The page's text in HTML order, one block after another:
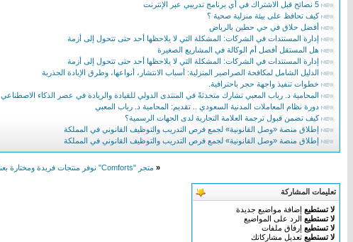
5 نصائح قبل الاشتراك في أي برنامج تدريبي عبر الإنترنت
كيف تحافظ على بيئة منزلية صحية ؟
أفضل حلاق في حي حطين بالرياض
إدارة المستندات في الشركات: المشكلة التي لا يلاحظها أحد حتى تتحول إلى أزمة
هل المستقل أفضل أم الوكالة في المشاريع الصغيرة
إدارة المستندات في الشركات: المشكلة التي لا يلاحظها أحد حتى تتحول إلى أزمة
الدليل الشامل لمكافحة الصراصير المنزلية: أسباب الانتشار، أنواعها، وطرق الإبادة الجذرية
خطوات تنفيذ واجهة حجر باحترافية.
المحامية د. رباب المعبي تشارك متحدثةً في المنتدى الدولي للقيادة والريادة في عصر الذكاء الاصطناعي
دورة نظام المعاملات المدنية السعودي .. تقديم: المحامية د. رباب المعبي
كيف تضمن قبول ترجمة العلامة التجارية لدى الجهات الرسمية؟
إطلاق منصة «وصل القانونية» لجمع فرص التدريب والتوظيف القانوني في المملكة
إطلاق منصة «وصل القانونية» لجمع فرص التدريب والتوظيف القانوني في المملكة
« متجر "Comforts" نوفر منتجات فريدة ومختارة بعناية، وتتميز بجودتها العالية وتصميمها الفريد
تعليمات المشاركة
لا تستطيع إضافة مواضيع جديدة
لا تستطيع الرد على المواضيع
لا تستطيع إرفاق ملفات
لا تستطيع تعديل مشاركاتك